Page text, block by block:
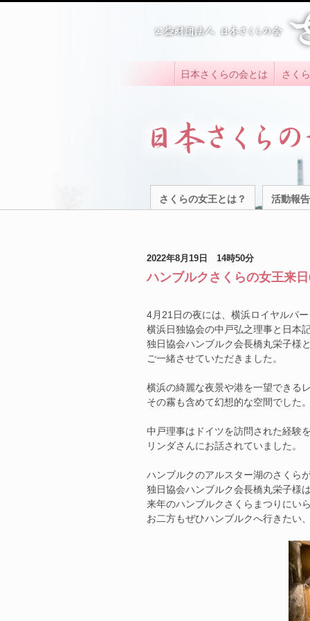
日本さくらの会とは さく
さくらの女王とは？ 活動報告
2022年8月19日 14時50分
ハンブルクさくらの女王来
4月21日の夜には、横浜ロイヤルパ
横浜日独協会の中戸弘之理事と日本
独日協会ハンブルク会長橋丸栄子様
ご一緒させていただきました。
横浜の綺麗な夜景や港を一望できる
その霧も含めて幻想的な空間でした
中戸理事はドイツを訪問された経験
リンダさんにお話されていました。
ハンブルクのアルスター湖のさくら
独日協会ハンブルク会長橋丸栄子様
来年のハンブルクさくらまつりにい
お二方もぜひハンブルクへ行きたい